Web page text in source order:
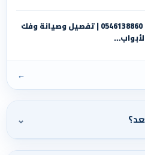
نجار مكة العوالي 0546138860⁩ | تفصيل وصيانة وفك
←
⌄